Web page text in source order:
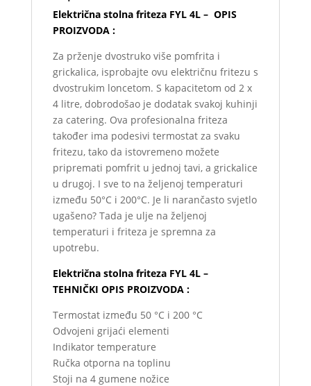
Električna stolna friteza FYL 4L – OPIS
PROIZVODA :
Za prženje dvostruko više pomfrita i
grickalica, isprobajte ovu električnu fritezu s
dvostrukim loncetom. S kapacitetom od 2 x
4 litre, dobrodošao je dodatak svakoj kuhinji
za catering. Ova profesionalna friteza
također ima podesivi termostat za svaku
fritezu, tako da istovremeno možete
pripremati pomfrit u jednoj tavi, a grickalice
u drugoj. I sve to na željenoj temperaturi
između 50°C i 200°C. Je li narančasto svjetlo
ugašeno? Tada je ulje na željenoj
temperaturi i friteza je spremna za
upotrebu.
Električna stolna friteza FYL 4L –
TEHNIČKI OPIS PROIZVODA :
Termostat između 50 °C i 200 °C
Odvojeni grijaći elementi
Indikator temperature
Ručka otporna na toplinu
Stoji na 4 gumene nožice